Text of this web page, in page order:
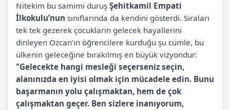
Nitekim bu samimi duruş Şehitkamil Empati
İlkokulu’nun sınıflarında da kendini gösterdi. Sıraları
tek tek gezerek çocukların gelecek hayallerini
dinleyen Özcan’ın öğrencilere kurduğu şu cümle, bu
ülkenin geleceğine bırakılmış en büyük vizyondur:
"Gelecekte hangi mesleği seçerseniz seçin,
alanınızda en iyisi olmak için mücadele edin. Bunu
başarmanın yolu çalışmaktan, hem de çok
çalışmaktan geçer. Ben sizlere inanıyorum,